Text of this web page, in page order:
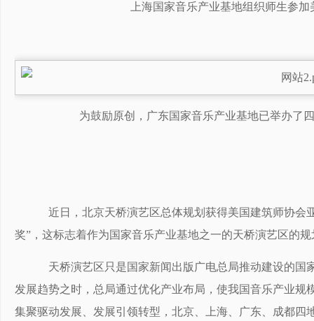
上海国家音乐产业基地组织师生参
为鼓励原创，广东国家音乐产业基地已举办了
近日，北京天桥演艺区总体规划获得美国建筑师协会
奖”，这标志着作为国家音乐产业基地之一的天桥演艺区的
天桥演艺区只是国家新闻出版广电总局推动建设的国
发展趋势之时，总局通过优化产业布局，使我国音乐产业
集聚驱动发展、发展引领转型，北京、上海、广东、成都四